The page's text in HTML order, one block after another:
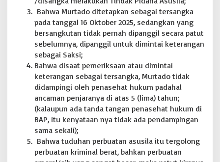
Bahwa Murtado ditetapkan sebagai tersangka
pada tanggal 16 Oktober 2025, sedangkan yang
bersangkutan tidak pernah dipanggil secara patut
sebelumnya, dipanggil untuk dimintai keterangan
sebagai Saksi;
Bahwa disaat pemeriksaan atau dimintai
keterangan sebagai tersangka, Murtado tidak
didampingi oleh penasehat hukum padahal
ancaman penjaranya di atas 5 (lima) tahun;
(kalaupun ada tanda tangan penasehat hukum di
BAP, itu kenyataan nya tidak ada pendampingan
sama sekali);
Bahwa tuduhan perbuatan asusila itu tergolong
perbuatan kriminal berat, bahkan perbuatan